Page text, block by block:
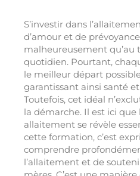
S’investir dans
d’amour et de
malheureusement qu’au
quotidien. Pourtant,
le meilleur départ
garantissant ainsi santé
Toutefois, cet idéal
la démarche. Il est ici
allaitement se révèle
cette formation, c’est
comprendre
l’allaitement et de